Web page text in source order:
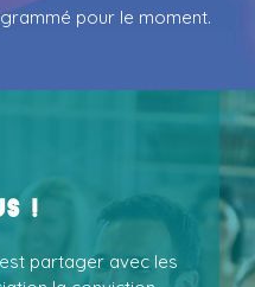
pour le moment.
!
partager avec les